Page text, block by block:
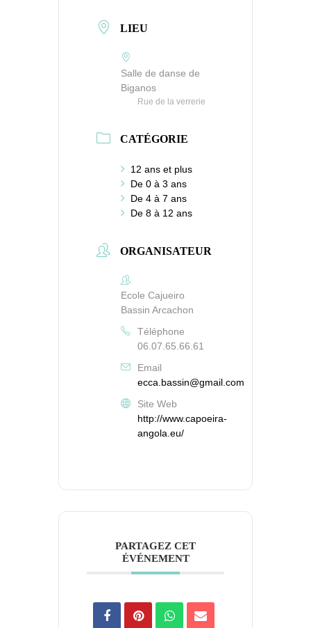
LIEU
Salle de danse de
Biganos
Rue de la verrerie
CATÉGORIE
12 ans et plus
De 0 à 3 ans
De 4 à 7 ans
De 8 à 12 ans
ORGANISATEUR
Ecole Cajueiro
Bassin Arcachon
Téléphone
06.07.65.66.61
Email
ecca.bassin@gmail.com
Site Web
http://www.capoeira-
angola.eu/
PARTAGEZ CET
ÉVÉNEMENT